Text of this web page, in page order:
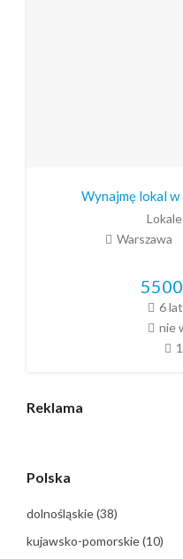
Wynajmę lokal w
Warszawa
6
nie
Reklama
Polska
dolnośląskie(38)
kujawsko-pomorskie(10)